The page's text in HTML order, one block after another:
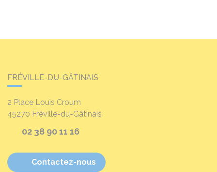
FRÉVILLE-DU-GÂTINAIS
2 Place Louis Croum
45270 Fréville-du-Gâtinais
02 38 90 11 16
Contactez-nous